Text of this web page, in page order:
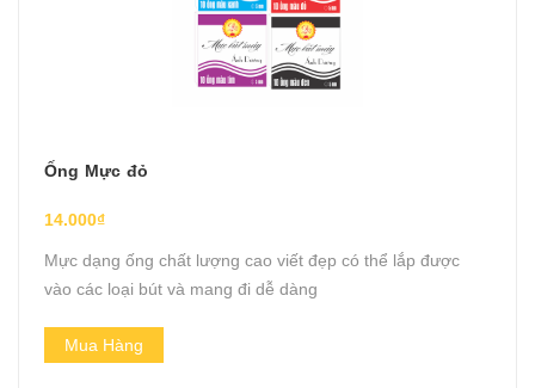
Ống Mực đỏ
14.000₫
Mực dạng ống chất lượng cao viết đẹp có thể lắp được
vào các loại bút và mang đi dễ dàng
Mua Hàng